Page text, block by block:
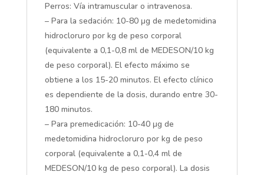
Perros: Vía intramuscular o intravenosa.
– Para la sedación: 10-80 μg de medetomidina
hidrocloruro por kg de peso corporal
(equivalente a 0,1-0,8 ml de MEDESON/10 kg
de peso corporal). El efecto máximo se
obtiene a los 15-20 minutos. El efecto clínico
es dependiente de la dosis, durando entre 30-
180 minutos.
– Para premedicación: 10-40 μg de
medetomidina hidrocloruro por kg de peso
corporal (equivalente a 0,1-0,4 ml de
MEDESON/10 kg de peso corporal). La dosis